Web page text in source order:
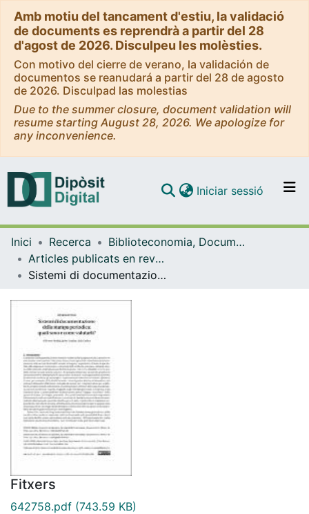
Amb motiu del tancament d'estiu, la validació
de documents es reprendrà a partir del 28
d'agost de 2026. Disculpeu les molèsties.
Con motivo del cierre de verano, la validación de
documentos se reanudará a partir del 28 de agosto
de 2026. Disculpad las molestias
Due to the summer closure, document validation will
resume starting August 28, 2026. We apologize for
any inconvenience.
Navega per tot el DD
Com publicar
Iniciar sessió (current)
Inici Recerca
Biblioteconomia, Documentació i Comunicació Audiovisual
Articles publicats en revistes (Biblioteconomia, Documentació i Comunicació Audiovisual)
Sistemi di documentazione della stampa periodica: quali sono e come valutarli?
Fitxers
642758.pdf (743.59 KB)